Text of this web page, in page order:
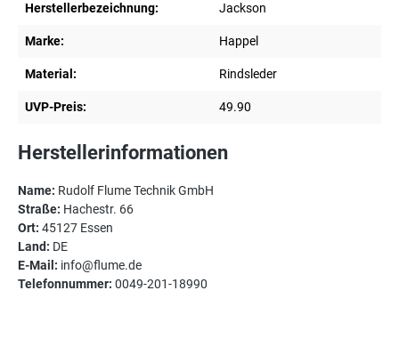
Herstellerbezeichnung: Jackson
Marke: Happel
Material: Rindsleder
UVP-Preis: 49.90
Herstellerinformationen
Name: Rudolf Flume Technik GmbH
Straße: Hachestr. 66
Ort: 45127 Essen
Land: DE
E-Mail: info@flume.de
Telefonnummer: 0049-201-18990